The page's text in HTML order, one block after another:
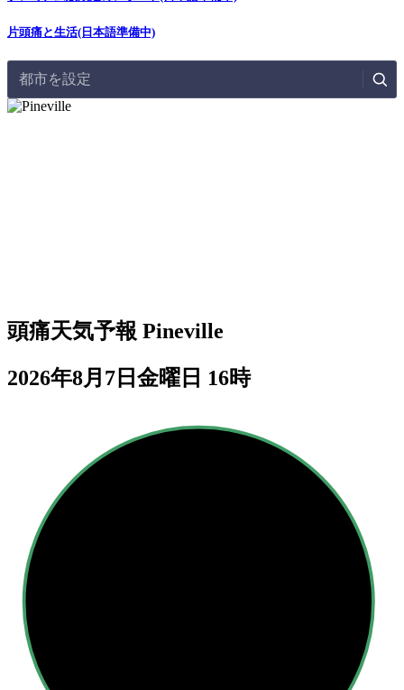
片頭痛と生活(日本語準備中)
都市を設定
頭痛天気予報 Pineville
2026年8月7日金曜日 16時